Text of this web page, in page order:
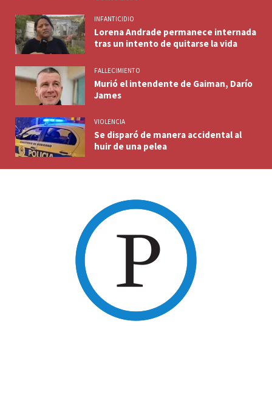
INFANTICIDIO
Lorena Andrade permanece internada
tras un intento de quitarse la vida
FALLECIMIENTO
Murió el intendente de Gaiman, Darío
James
VIOLENCIA
Se disparó de manera accidental al
huir de una pelea